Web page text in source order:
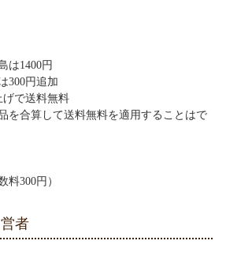
1400円
300円追加
で送料無料
を合算して送料無料を適用することはで
料300円）
者